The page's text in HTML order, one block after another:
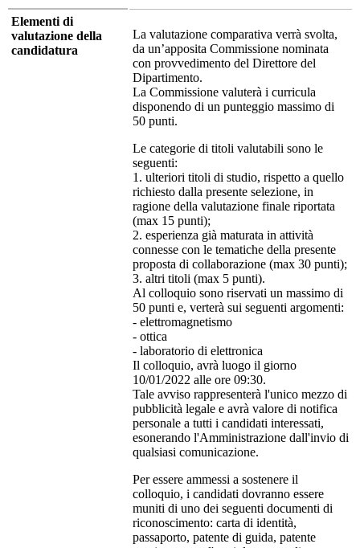
Elementi di
valutazione della
candidatura
La valutazione comparativa verrà svolta,
da un’apposita Commissione nominata
con provvedimento del Direttore del
Dipartimento.
La Commissione valuterà i curricula
disponendo di un punteggio massimo di
50 punti.
Le categorie di titoli valutabili sono le
seguenti:
1. ulteriori titoli di studio, rispetto a quello
richiesto dalla presente selezione, in
ragione della valutazione finale riportata
(max 15 punti);
2. esperienza già maturata in attività
connesse con le tematiche della presente
proposta di collaborazione (max 30 punti);
3. altri titoli (max 5 punti).
Al colloquio sono riservati un massimo di
50 punti e, verterà sui seguenti argomenti:
- elettromagnetismo
- ottica
- laboratorio di elettronica
Il colloquio, avrà luogo il giorno
10/01/2022 alle ore 09:30.
Tale avviso rappresenterà l'unico mezzo di
pubblicità legale e avrà valore di notifica
personale a tutti i candidati interessati,
esonerando l'Amministrazione dall'invio di
qualsiasi comunicazione.
Per essere ammessi a sostenere il
colloquio, i candidati dovranno essere
muniti di uno dei seguenti documenti di
riconoscimento: carta di identità,
passaporto, patente di guida, patente